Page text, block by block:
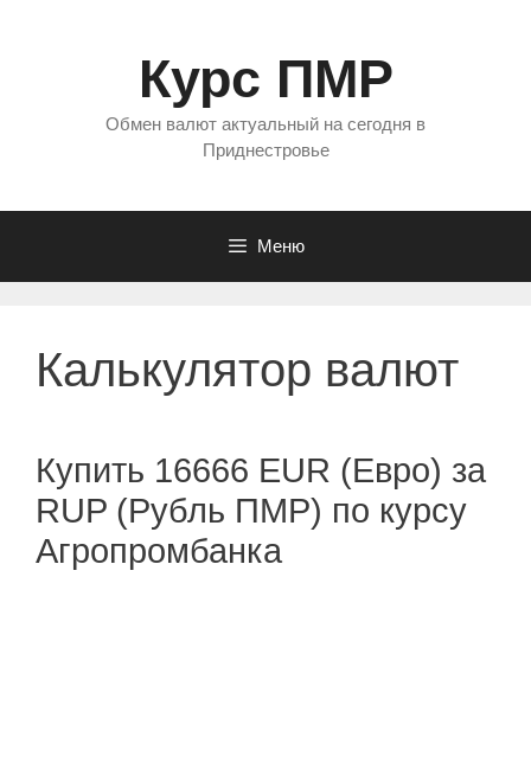
Курс ПМР
Обмен валют актуальный на сегодня в
Приднестровье
Меню
Калькулятор валют
Купить 16666 EUR (Евро) за
RUP (Рубль ПМР) по курсу
Агропромбанка